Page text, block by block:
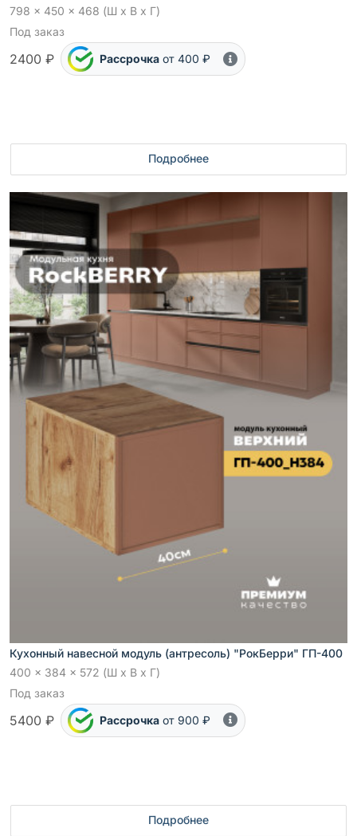
798 x 450 x 468 (Ш x В x Г)
Под заказ
2400 ₽ Рассрочка от 400 ₽
Подробнее
Кухонный навесной модуль (антресоль) "РокБерри" ГП-400
400 x 384 x 572 (Ш x В x Г)
Под заказ
5400 ₽ Рассрочка от 900 ₽
Подробнее